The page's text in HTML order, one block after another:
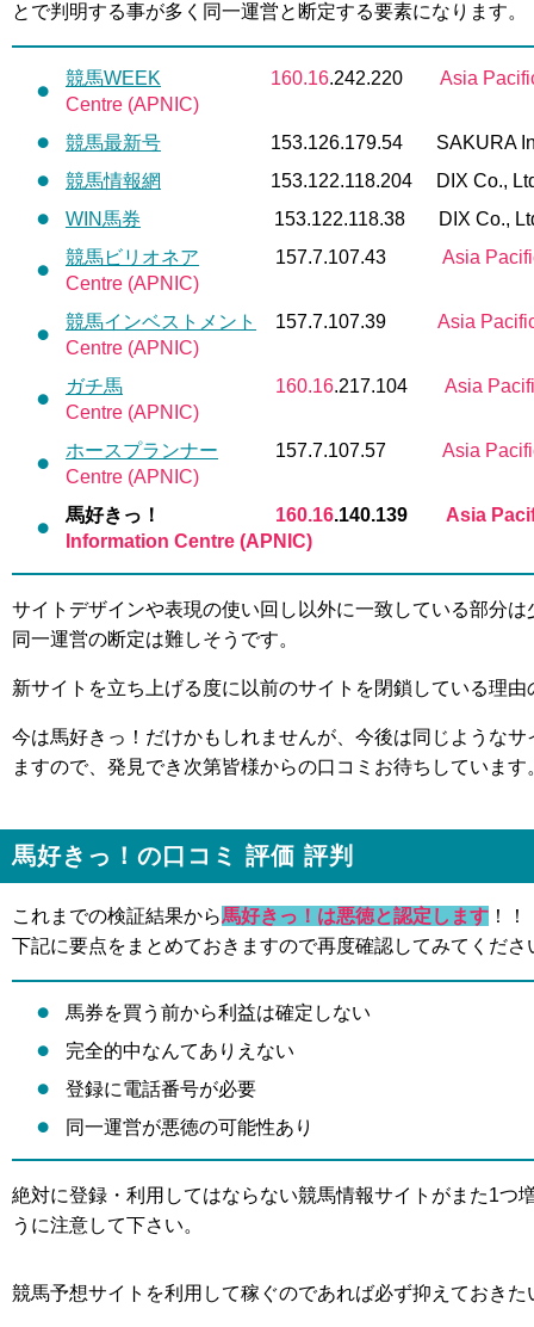
とで判明する事が多く同一運営と断定する要素になります。
競馬WEEK 160.16.242.220 Asia
Centre (APNIC)
競馬最新号 153.126.179.54 SAKURA
競馬情報網
153.122.118.204 DIX Co.,
WIN馬券 153.122.118.38 DIX Co.,
競馬ビリオネア 157.7.107.43 Asia
Centre (APNIC)
競馬インベストメント
157.7.107.39 Asia
Centre (APNIC)
ガチ馬
160.16.217.104 Asia
Centre (APNIC)
ホースプランナー 157.7.107.57 Asia
Centre (APNIC)
馬好きっ！ 160.16.140.139 Asia
Information Centre (APNIC)
サイトデザインや表現の使い回し以外に一致している部分
同一運営の断定は難しそうです。
新サイトを立ち上げる度に以前のサイトを閉鎖している理
今は馬好きっ！だけかもしれませんが、今後は同じような
ますので、発見でき次第皆様からの口コミお待ちしています
馬好きっ！の口コミ 評価 評判
これまでの検証結果から馬好きっ！は悪徳と認定します ！！
下記に要点をまとめておきますので再度確認してみてくださ
馬券を買う前から利益は確定しない
完全的中なんてありえない
登録に電話番号が必要
同一運営が悪徳の可能性あり
絶対に登録・利用してはならない競馬情報サイトがまた1つ
うに注意して下さい。
競馬予想サイトを利用して稼ぐのであれば必ず抑えておき